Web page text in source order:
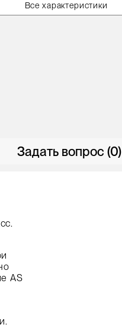
Все характеристики
Задать вопрос (0)
AS